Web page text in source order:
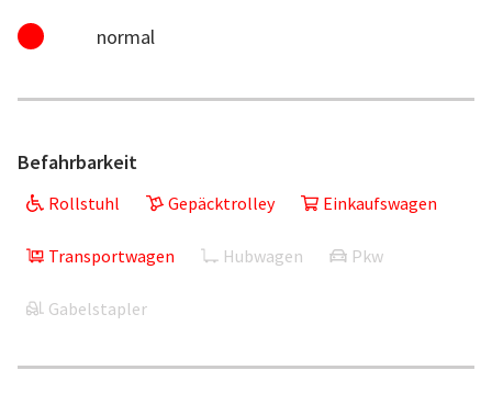
normal
Befahrbarkeit
Rollstuhl Gepäcktrolley Einkaufswagen
Transportwagen Hubwagen Pkw
Gabelstapler